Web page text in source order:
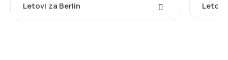
Letovi za Berlin Letovi